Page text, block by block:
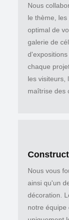
Nous
le thème,
optimal de
galerie de
chaque
les visiteurs,
maîtrise des
Nous vous
ainsi qu'un
décoration.
notre équipe